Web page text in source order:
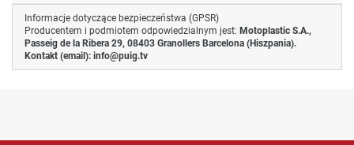
Informacje dotyczące bezpieczeństwa (GPSR)
Producentem i podmiotem odpowiedzialnym jest: Motoplastic S.A.,
Passeig de la Ribera 29, 08403 Granollers Barcelona (Hiszpania).
Kontakt (email): info@puig.tv